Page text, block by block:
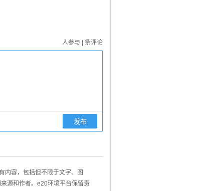
人参与 条评论
内容，包括但不限于文字、图
源和作者。e20环境平台保留责